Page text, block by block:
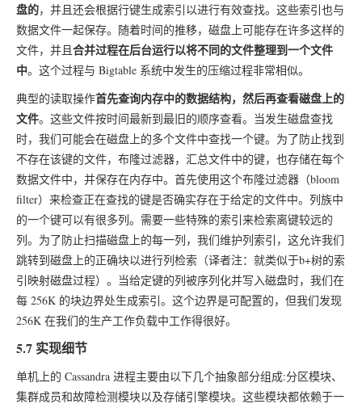
盘的，并且还会根据行键生成索引以进行有效查找。这些索引也与
数据文件一起保存。随着时间的推移，磁盘上可能存在许多这样的
文件，并且合并过程在后台运行以将不同的文件整理到一个文件
中。这个过程与 Bigtable 系统中发生的压缩过程非常相似。
典型的读取操作首先查询内存中的数据结构，然后再查看磁盘上的
文件。这些文件按时间最新到最旧的顺序查看。当发生磁盘查找
时，我们可能会在磁盘上的多个文件中查找一个键。为了防止找到
不存在该键的文件，布隆过滤器，汇总文件中的键，也存储在每个
数据文件中，并保存在内存中。首先使用这个布隆过滤器（bloom
filter）来检查正在查找的键是否确实存在于给定的文件中。列族中
的一个键可以有很多列。需要一些特殊的索引来检索离键较远的
列。为了防止扫描磁盘上的每一列，我们维护列索引，这允许我们
跳转到磁盘上的正确块以进行列检索（译者注：就类似于b+树的索
引映射磁盘过程）。当给定键的列被序列化并写入磁盘时，我们在
每 256K 的块边界处生成索引。这个边界是可配置的，但我们发现
256K 在我们的生产工作负载中工作得很好。
5.7 实现细节
单机上的 Cassandra 进程主要由以下几个抽象部分组成:分区模块、
集群成员和故障检测模块以及存储引擎模块。这些模块都依赖于一